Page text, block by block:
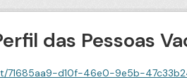
das Pessoas
d10f-46e0-9e5b-47c33b24644a/resource/